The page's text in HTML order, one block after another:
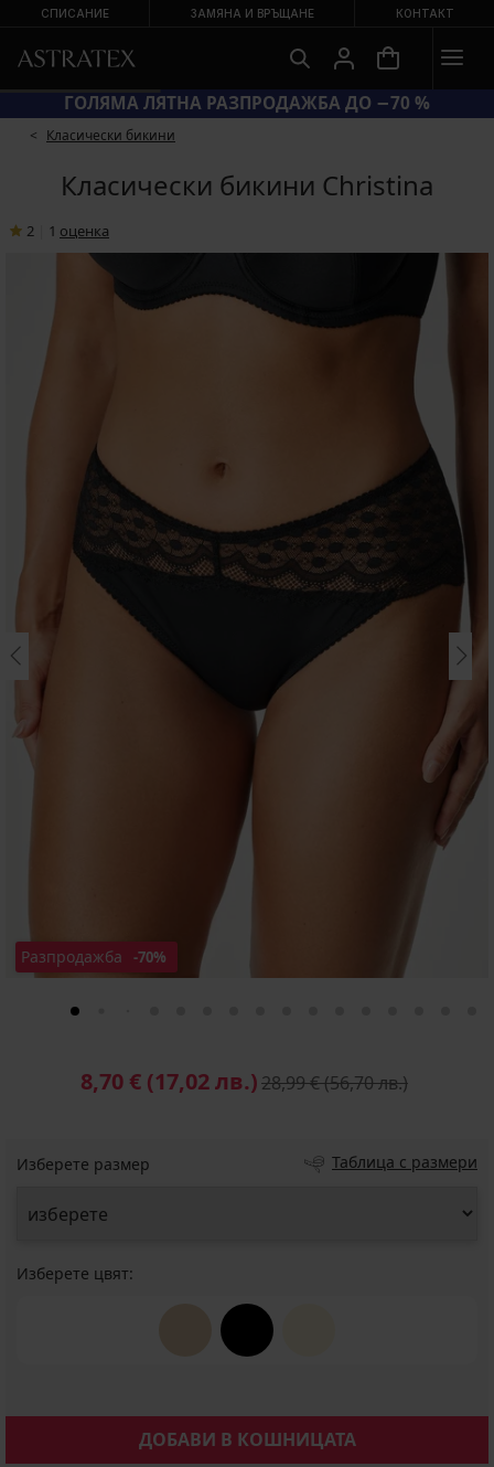
СПИСАНИЕ ЗАМЯНА И ВРЪЩАНЕ КОНТАКТ
ГОЛЯМА ЛЯТНА РАЗПРОДАЖБА ДО −70 %
Класически бикини
Класически бикини Christina
2 1 oценка
Разпродажба -70%
8,70 € (17,02 лв.)28,99 €(56,70 лв.)
Изберете размер Таблица с размери
Изберете цвят:
ДОБАВИ В КОШНИЦАТА